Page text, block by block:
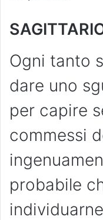
Ogni tanto
dare uno
per capire
commessi
probabile